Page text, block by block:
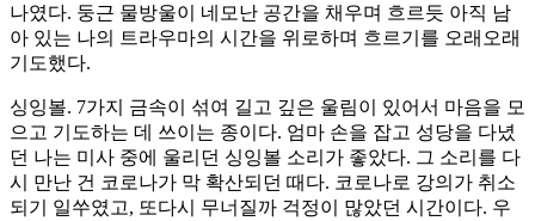
나였다. 둥근 물방울이 네모난 공간을 채우며 흐르듯 아직 남
아 있는 나의 트라우마의 시간을 위로하며 흐르기를 오래오래
기도했다.
싱잉볼. 7가지 금속이 섞여 길고 깊은 울림이 있어서 마음을 모
으고 기도하는 데 쓰이는 종이다. 엄마 손을 잡고 성당을 다녔
던 나는 미사 중에 울리던 싱잉볼 소리가 좋았다. 그 소리를 다
시 만난 건 코로나가 막 확산되던 때다. 코로나로 강의가 취소
되기 일쑤였고, 또다시 무너질까 걱정이 많았던 시간이다. 우